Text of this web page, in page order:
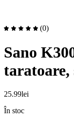
(0)
Sano
taratoare,
25.99lei
În stoc